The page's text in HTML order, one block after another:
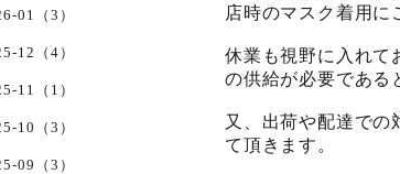
店時のマスク着用に
休業も視野に入れて
の供給が必要である
又、出荷や配達での
て頂きます。
01（3）
12（4）
11（1）
10（3）
09（3）